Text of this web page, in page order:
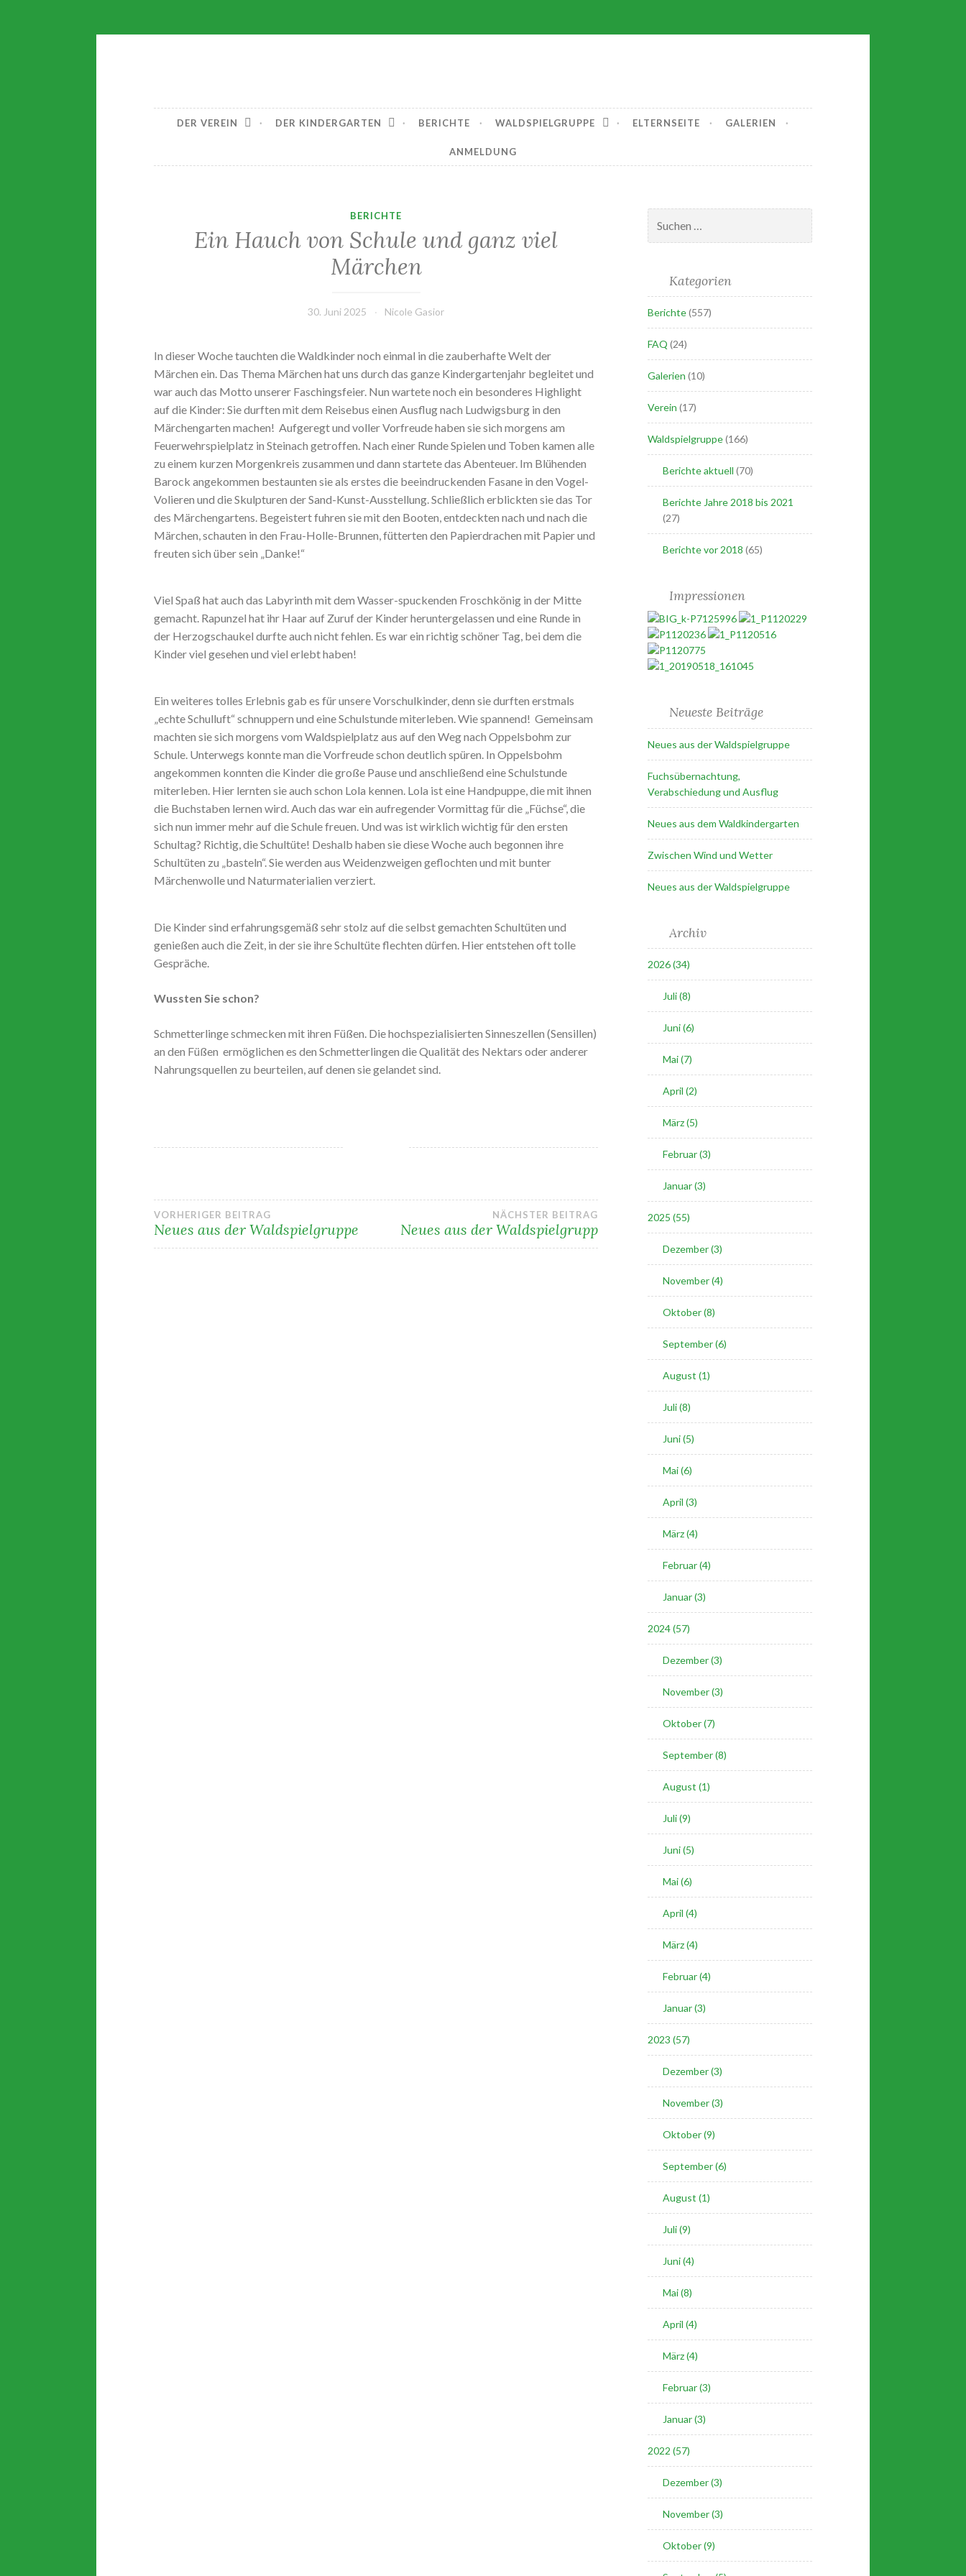
springen
Waldkindergarten Berglen e. V.
DER VEREIN DER KINDERGARTEN BERICHTE WALDSPIELGRUPPE ELTERNSEITE GALERIEN
ANMELDUNG
BERICHTE
Ein Hauch von Schule und ganz viel
Märchen
30. Juni 2025 Nicole Gasior
In dieser Woche tauchten die Waldkinder noch einmal in die zauberhafte Welt der
Märchen ein. Das Thema Märchen hat uns durch das ganze Kindergartenjahr begleitet und
war auch das Motto unserer Faschingsfeier. Nun wartete noch ein besonderes Highlight
auf die Kinder: Sie durften mit dem Reisebus einen Ausflug nach Ludwigsburg in den
Märchengarten machen! Aufgeregt und voller Vorfreude haben sie sich morgens am
Feuerwehrspielplatz in Steinach getroffen. Nach einer Runde Spielen und Toben kamen alle
zu einem kurzen Morgenkreis zusammen und dann startete das Abenteuer. Im Blühenden
Barock angekommen bestaunten sie als erstes die beeindruckenden Fasane in den Vogel-
Volieren und die Skulpturen der Sand-Kunst-Ausstellung. Schließlich erblickten sie das Tor
des Märchengartens. Begeistert fuhren sie mit den Booten, entdeckten nach und nach die
Märchen, schauten in den Frau-Holle-Brunnen, fütterten den Papierdrachen mit Papier und
freuten sich über sein „Danke!“
Viel Spaß hat auch das Labyrinth mit dem Wasser-spuckenden Froschkönig in der Mitte
gemacht. Rapunzel hat ihr Haar auf Zuruf der Kinder heruntergelassen und eine Runde in
der Herzogschaukel durfte auch nicht fehlen. Es war ein richtig schöner Tag, bei dem die
Kinder viel gesehen und viel erlebt haben!
Ein weiteres tolles Erlebnis gab es für unsere Vorschulkinder, denn sie durften erstmals
„echte Schulluft“ schnuppern und eine Schulstunde miterleben. Wie spannend! Gemeinsam
machten sie sich morgens vom Waldspielplatz aus auf den Weg nach Oppelsbohm zur
Schule. Unterwegs konnte man die Vorfreude schon deutlich spüren. In Oppelsbohm
angekommen konnten die Kinder die große Pause und anschließend eine Schulstunde
miterleben. Hier lernten sie auch schon Lola kennen. Lola ist eine Handpuppe, die mit ihnen
die Buchstaben lernen wird. Auch das war ein aufregender Vormittag für die „Füchse“, die
sich nun immer mehr auf die Schule freuen. Und was ist wirklich wichtig für den ersten
Schultag? Richtig, die Schultüte! Deshalb haben sie diese Woche auch begonnen ihre
Schultüten zu „basteln“. Sie werden aus Weidenzweigen geflochten und mit bunter
Märchenwolle und Naturmaterialien verziert.
Die Kinder sind erfahrungsgemäß sehr stolz auf die selbst gemachten Schultüten und
genießen auch die Zeit, in der sie ihre Schultüte flechten dürfen. Hier entstehen oft tolle
Gespräche.
Wussten Sie schon?
Schmetterlinge schmecken mit ihren Füßen. Die hochspezialisierten Sinneszellen (Sensillen)
an den Füßen ermöglichen es den Schmetterlingen die Qualität des Nektars oder anderer
Nahrungsquellen zu beurteilen, auf denen sie gelandet sind.
Beitragsnavigation
VORHERIGER BEITRAG
Neues aus der Waldspielgruppe
NÄCHSTER BEITRAG
Neues aus der Waldspielgrupp
nach:
Kategorien
Berichte(557)
FAQ (24)
Galerien (10)
Verein (17)
Waldspielgruppe(166)
Berichte aktuell (70)
Berichte Jahre 2018 bis 2021
(27)
Berichte vor 2018 (65)
Impressionen
Neueste Beiträge
Neues aus der Waldspielgruppe
Fuchsübernachtung,
Verabschiedung und Ausflug
Neues aus dem Waldkindergarten
Zwischen Wind und Wetter
Neues aus der Waldspielgruppe
Archiv
2026 (34)
Juli (8)
Juni (6)
Mai (7)
April (2)
März (5)
Februar (3)
Januar (3)
2025 (55)
Dezember (3)
November (4)
Oktober (8)
September (6)
August (1)
Juli (8)
Juni (5)
Mai (6)
April (3)
März (4)
Februar (4)
Januar (3)
2024 (57)
Dezember (3)
November (3)
Oktober (7)
September (8)
August (1)
Juli (9)
Juni (5)
Mai (6)
April (4)
März (4)
Februar (4)
Januar (3)
2023 (57)
Dezember (3)
November (3)
Oktober (9)
September (6)
August (1)
Juli (9)
Juni (4)
Mai (8)
April (4)
März (4)
Februar (3)
Januar (3)
2022 (57)
Dezember (3)
November (3)
Oktober (9)